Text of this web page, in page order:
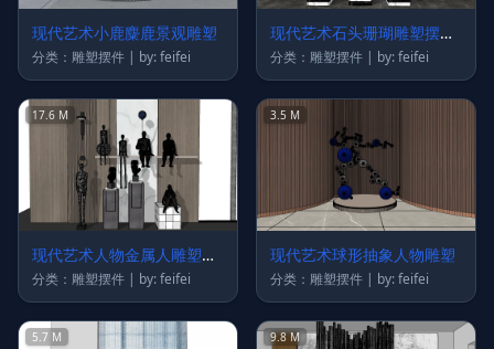
现代艺术小鹿麋鹿景观雕塑
分类：雕塑摆件 | by: feifei
现代艺术石头珊瑚雕塑摆件
摆台
分类：雕塑摆件 | by: feifei
17.6 M
现代艺术人物金属人雕塑摆
台摆件
分类：雕塑摆件 | by: feifei
3.5 M
现代艺术球形抽象人物雕塑
分类：雕塑摆件 | by: feifei
5.7 M 9.8 M